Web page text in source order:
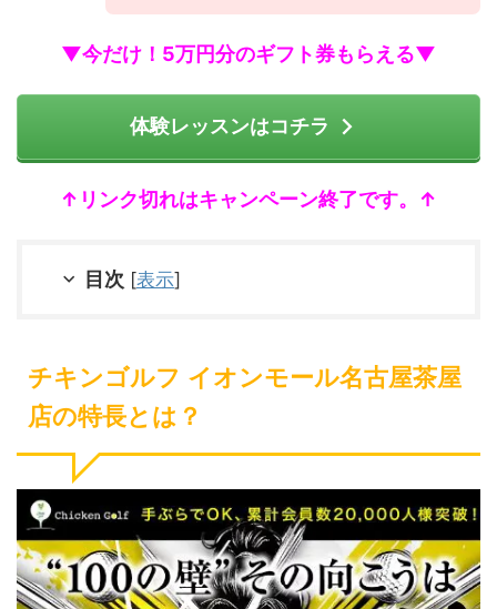
▼今だけ！5万円分のギフト券もらえる▼
体験レッスンはコチラ
↑リンク切れはキャンペーン終了です。↑
目次 [表示]
チキンゴルフ イオンモール名古屋茶屋
店の特長とは？